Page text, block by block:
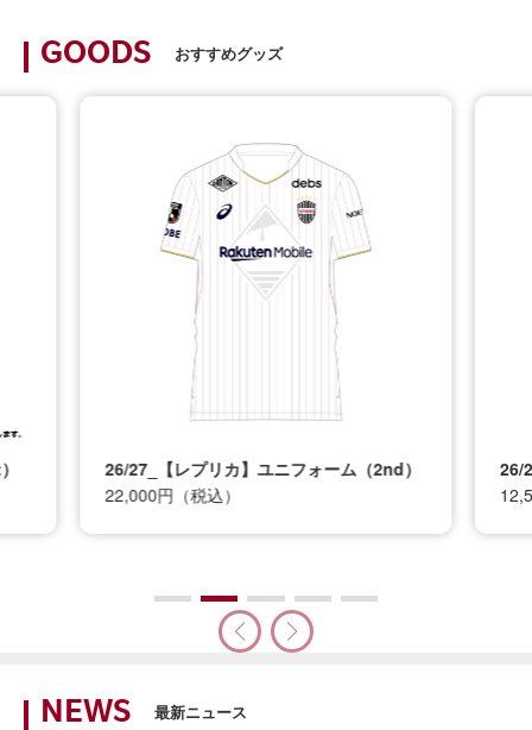
GOODS おすすめグッズ
26/27_【レプリカ】ユニフォーム（2nd）
22,000円（税込）
26/
NEWS 最新ニュース